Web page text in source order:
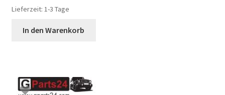
Lieferzeit: 1-3 Tage
In den Warenkorb